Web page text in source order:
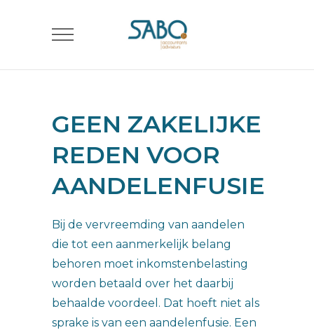
GEEN ZAKELIJKE
REDEN VOOR
AANDELENFUSIE
Bij de vervreemding van aandelen
die tot een aanmerkelijk belang
behoren moet inkomstenbelasting
worden betaald over het daarbij
behaalde voordeel. Dat hoeft niet als
sprake is van een aandelenfusie. Een